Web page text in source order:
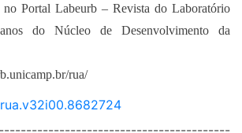
no Portal Labeurb – Revista do Laboratório
do Núcleo de Desenvolvimento da
rua/